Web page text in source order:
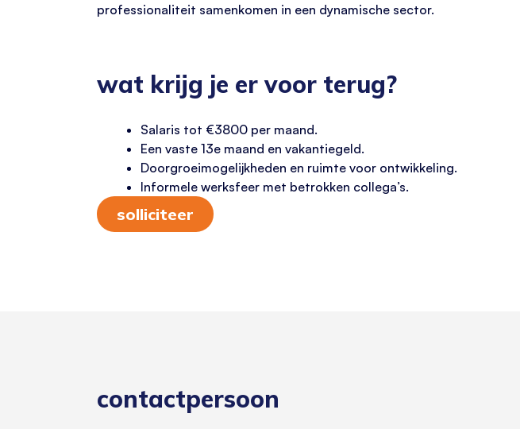
professionaliteit samenkomen in een dynamische sector.
wat krijg je er voor terug?
Salaris tot €3800 per maand.
Een vaste 13e maand en vakantiegeld.
Doorgroeimogelijkheden en ruimte voor ontwikkeling.
Informele werksfeer met betrokken collega’s.
solliciteer
contactpersoon